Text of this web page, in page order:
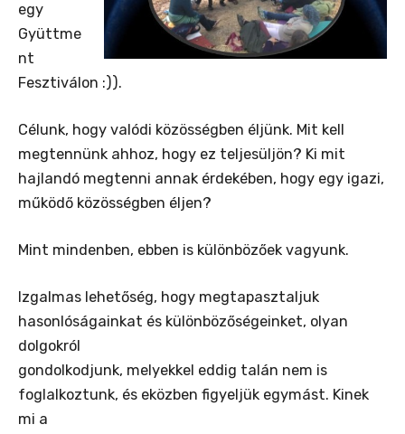
egy
Gyüttme
nt
Fesztiválon :)).
Célunk, hogy valódi közösségben éljünk. Mit kell
megtennünk ahhoz, hogy ez teljesüljön? Ki mit
hajlandó megtenni annak érdekében, hogy egy igazi,
működő közösségben éljen?
Mint mindenben, ebben is különbözőek vagyunk.
Izgalmas lehetőség, hogy megtapasztaljuk
hasonlóságainkat és különbözőségeinket, olyan
dolgokról
gondolkodjunk, melyekkel eddig talán nem is
foglalkoztunk, és eközben figyeljük egymást. Kinek
mi a